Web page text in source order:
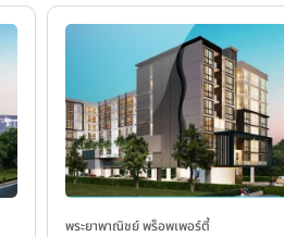
พระยาพาณิชย์ พร็อพเพอร์ตี้